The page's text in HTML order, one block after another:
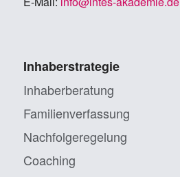
Inhaberstrategie
Inhaberberatung
Familienverfassung
Nachfolgeregelung
Coaching